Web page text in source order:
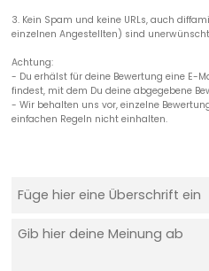
3. Kein Spam und keine URLs, auch
einzelnen Angestellten) sind
Achtung:
- Du erhälst für deine Bewertung eine E-
findest, mit dem Du deine abgegebene
- Wir behalten uns vor, einzelne
einfachen Regeln nicht einhalten.